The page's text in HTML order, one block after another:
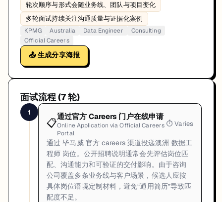
轮次顺序与形式会随业务线、团队与项目变化
多轮面试持续关注沟通质量与证据化案例
KPMG Australia Data Engineer
Consulting
Official Careers
📤 生成分享海报
面试流程 (7轮)
1
📋
通过官方 Careers 门户在线申请
Online Application via Official Careers
Portal
⏱Varies
通过 毕马威 官方 careers 渠道投递澳洲 数据工
程师 岗位。公开招聘说明通常会先评估岗位匹
配、沟通能力和可验证的交付影响。由于咨询
公司覆盖多条业务线与客户场景，候选人应按
具体岗位语境定制材料，避免“通用简历”导致匹
配度不足。